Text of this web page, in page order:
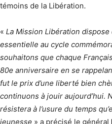
témoins de la Libération.
« La Mission Libération dispose
essentielle au cycle
souhaitons que chaque
80e anniversaire en se
fut le prix d’une liberté bien
continuons à jouir aujourd’hui.
résistera à l’usure du temps
jeunesse » a précisé le général